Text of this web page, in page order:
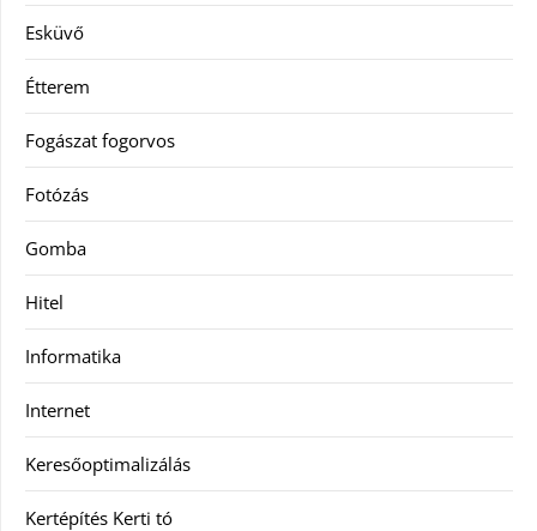
Esküvő
Étterem
Fogászat fogorvos
Fotózás
Gomba
Hitel
Informatika
Internet
Keresőoptimalizálás
Kertépítés Kerti tó